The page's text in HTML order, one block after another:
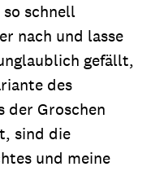
schnell
nach und lasse
gefällt,
des
der Groschen
sind die
und meine